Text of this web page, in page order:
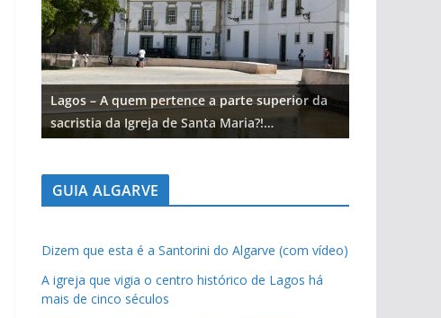
Lagos – A quem pertence a parte superior da
sacristia da Igreja de Santa Maria?!…
GUIA ALGARVE
Dizem que esta é a Santorini do Algarve (com vídeo)
A igreja que vigia o centro histórico de Lagos há
mais de cinco séculos